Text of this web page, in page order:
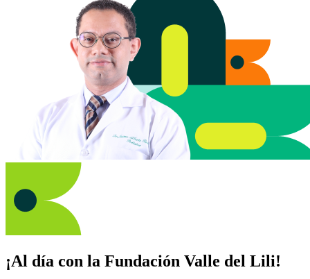
¡Al día con la Fundación Valle del Lili!